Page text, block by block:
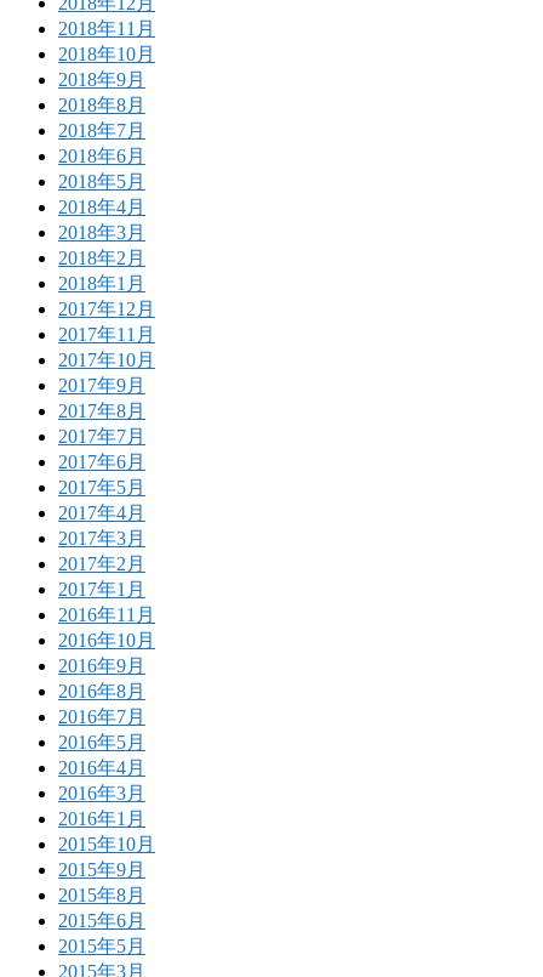
2018年11月
2018年10月
2018年9月
2018年8月
2018年7月
2018年6月
2018年5月
2018年4月
2018年3月
2018年2月
2018年1月
2017年12月
2017年11月
2017年10月
2017年9月
2017年8月
2017年7月
2017年6月
2017年5月
2017年4月
2017年3月
2017年2月
2017年1月
2016年11月
2016年10月
2016年9月
2016年8月
2016年7月
2016年5月
2016年4月
2016年3月
2016年1月
2015年10月
2015年9月
2015年8月
2015年6月
2015年5月
2015年3月